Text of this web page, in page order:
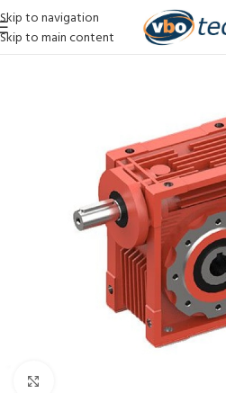
Skip to navigation
Skip to main content